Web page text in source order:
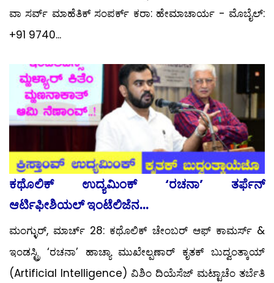
ವಾ ಸರ್ವ್ ಮಾಹೆತಿಕ್ ಸಂಪರ್ಕ್ ಕರಾ: ಹೇಮಾಚಾರ್ಯ - ಮೊಬೈಲ್:
+91 9740...
ಕಥೊಲಿಕ್ ಉದ್ಯಮಿಂಕ್ ‘ರಚನಾ’ ತರ್ಫೆನ್
ಆರ್ಟಿಫೀಶಿಯಲ್ ಇಂಟೆಲಿಜೆನ...
ಮಂಗ್ಳುರ್, ಮಾರ್ಚ್ 28: ಕಥೊಲಿಕ್ ಚೇಂಬರ್ ಆಫ್ ಕಾಮರ್ಸ್ &
ಇಂಡಸ್ಟ್ರಿ ‘ರಚನಾ’ ಹಾಚ್ಯಾ ಮುಖೇಲ್ಪಣಾರ್ ಕೃತಕ್ ಬುದ್ವಂತ್ಕಾಯ್
(Artificial Intelligence) ವಿಶಿಂ ದಿಯೆಸೆಜ್ ಮಟ್ಟಾಚೆಂ ತರ್ಬೆತಿ